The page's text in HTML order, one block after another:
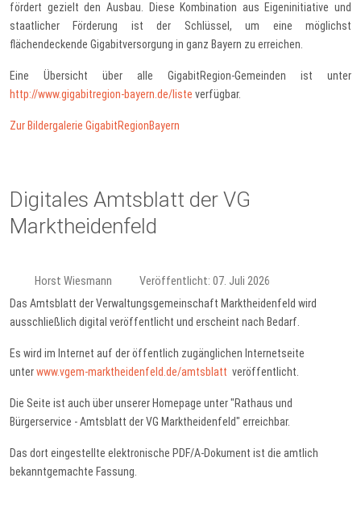
fördert gezielt den Ausbau. Diese Kombination aus Eigeninitiative und
staatlicher Förderung ist der Schlüssel, um eine möglichst
flächendeckende Gigabitversorgung in ganz Bayern zu erreichen.
Eine Übersicht über alle GigabitRegion-Gemeinden ist unter
http://www.gigabitregion-bayern.de/liste verfügbar.
Zur Bildergalerie GigabitRegionBayern
Digitales Amtsblatt der VG
Marktheidenfeld
Horst Wiesmann Veröffentlicht: 07. Juli 2026
Das Amtsblatt der Verwaltungsgemeinschaft Marktheidenfeld wird
ausschließlich digital veröffentlicht und erscheint nach Bedarf.
Es wird im Internet auf der öffentlich zugänglichen Internetseite
unterwww.vgem-marktheidenfeld.de/amtsblatt veröffentlicht.
Die Seite ist auch über unserer Homepage unter "Rathaus und
Bürgerservice - Amtsblatt der VG Marktheidenfeld" erreichbar.
Das dort eingestellte elektronische PDF/A-Dokument ist die amtlich
bekanntgemachte Fassung.